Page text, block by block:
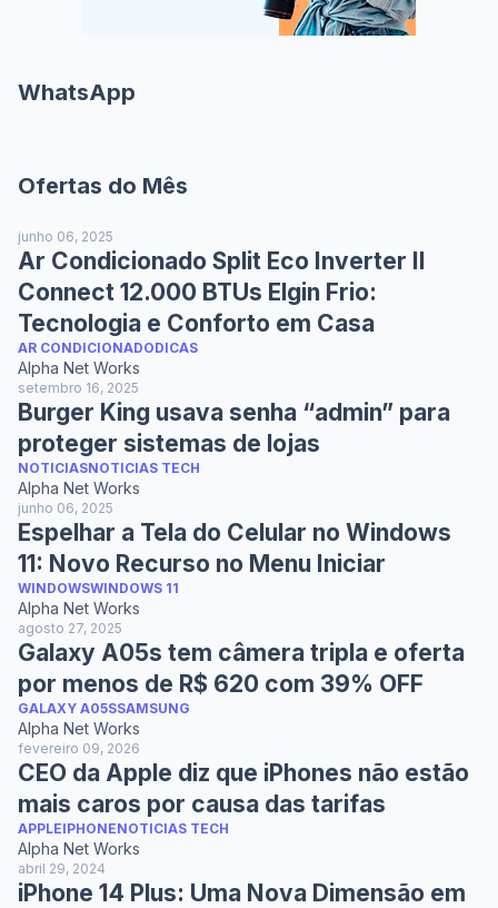
WhatsApp
Ofertas do Mês
junho 06, 2025
Ar Condicionado Split Eco Inverter II
Connect 12.000 BTUs Elgin Frio:
Tecnologia e Conforto em Casa
AR CONDICIONADODICAS
Alpha Net Works
setembro 16, 2025
Burger King usava senha “admin” para
proteger sistemas de lojas
NOTICIASNOTICIAS TECH
Alpha Net Works
junho 06, 2025
Espelhar a Tela do Celular no Windows
11: Novo Recurso no Menu Iniciar
WINDOWSWINDOWS 11
Alpha Net Works
agosto 27, 2025
Galaxy A05s tem câmera tripla e oferta
por menos de R$ 620 com 39% OFF
GALAXY A05SSAMSUNG
Alpha Net Works
fevereiro 09, 2026
CEO da Apple diz que iPhones não estão
mais caros por causa das tarifas
APPLEIPHONENOTICIAS TECH
Alpha Net Works
abril 29, 2024
iPhone 14 Plus: Uma Nova Dimensão em